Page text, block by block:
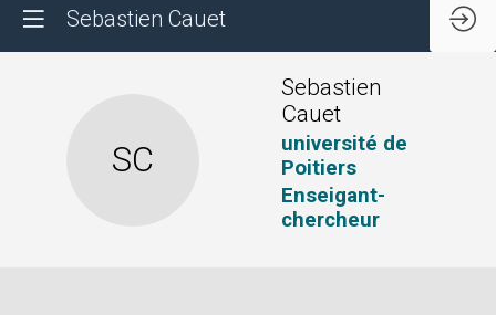
Sebastien Cauet
SC
Sebastien
Cauet
université de
Poitiers
Enseigant-
chercheur